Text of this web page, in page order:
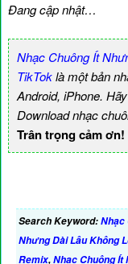
Đang cập nhật…
Nhạc Chuông Ít
TikToklà một bản
Android, iPhone.
Download nhạc
Trân trọng cảm ơn!
Search Keyword:Nhạc
Nhưng Dài Lâu Không
Remix,Nhạc Chuông Ít